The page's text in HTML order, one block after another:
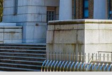
かした日本代表監督に...